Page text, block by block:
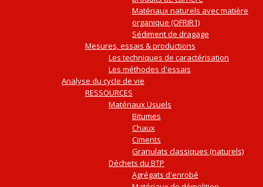
Matériaux naturels avec matière
organique (OFRIR1)
Sédiment de dragage
Mesures, essais & productions
Les techniques de caractérisation
Les méthodes d'essais
Analyse du cycle de vie
RESSOURCES
Matériaux Usuels
Bitumes
Chaux
Ciments
Granulats classiques (naturels)
Déchets du BTP
Agrégats d'enrobé